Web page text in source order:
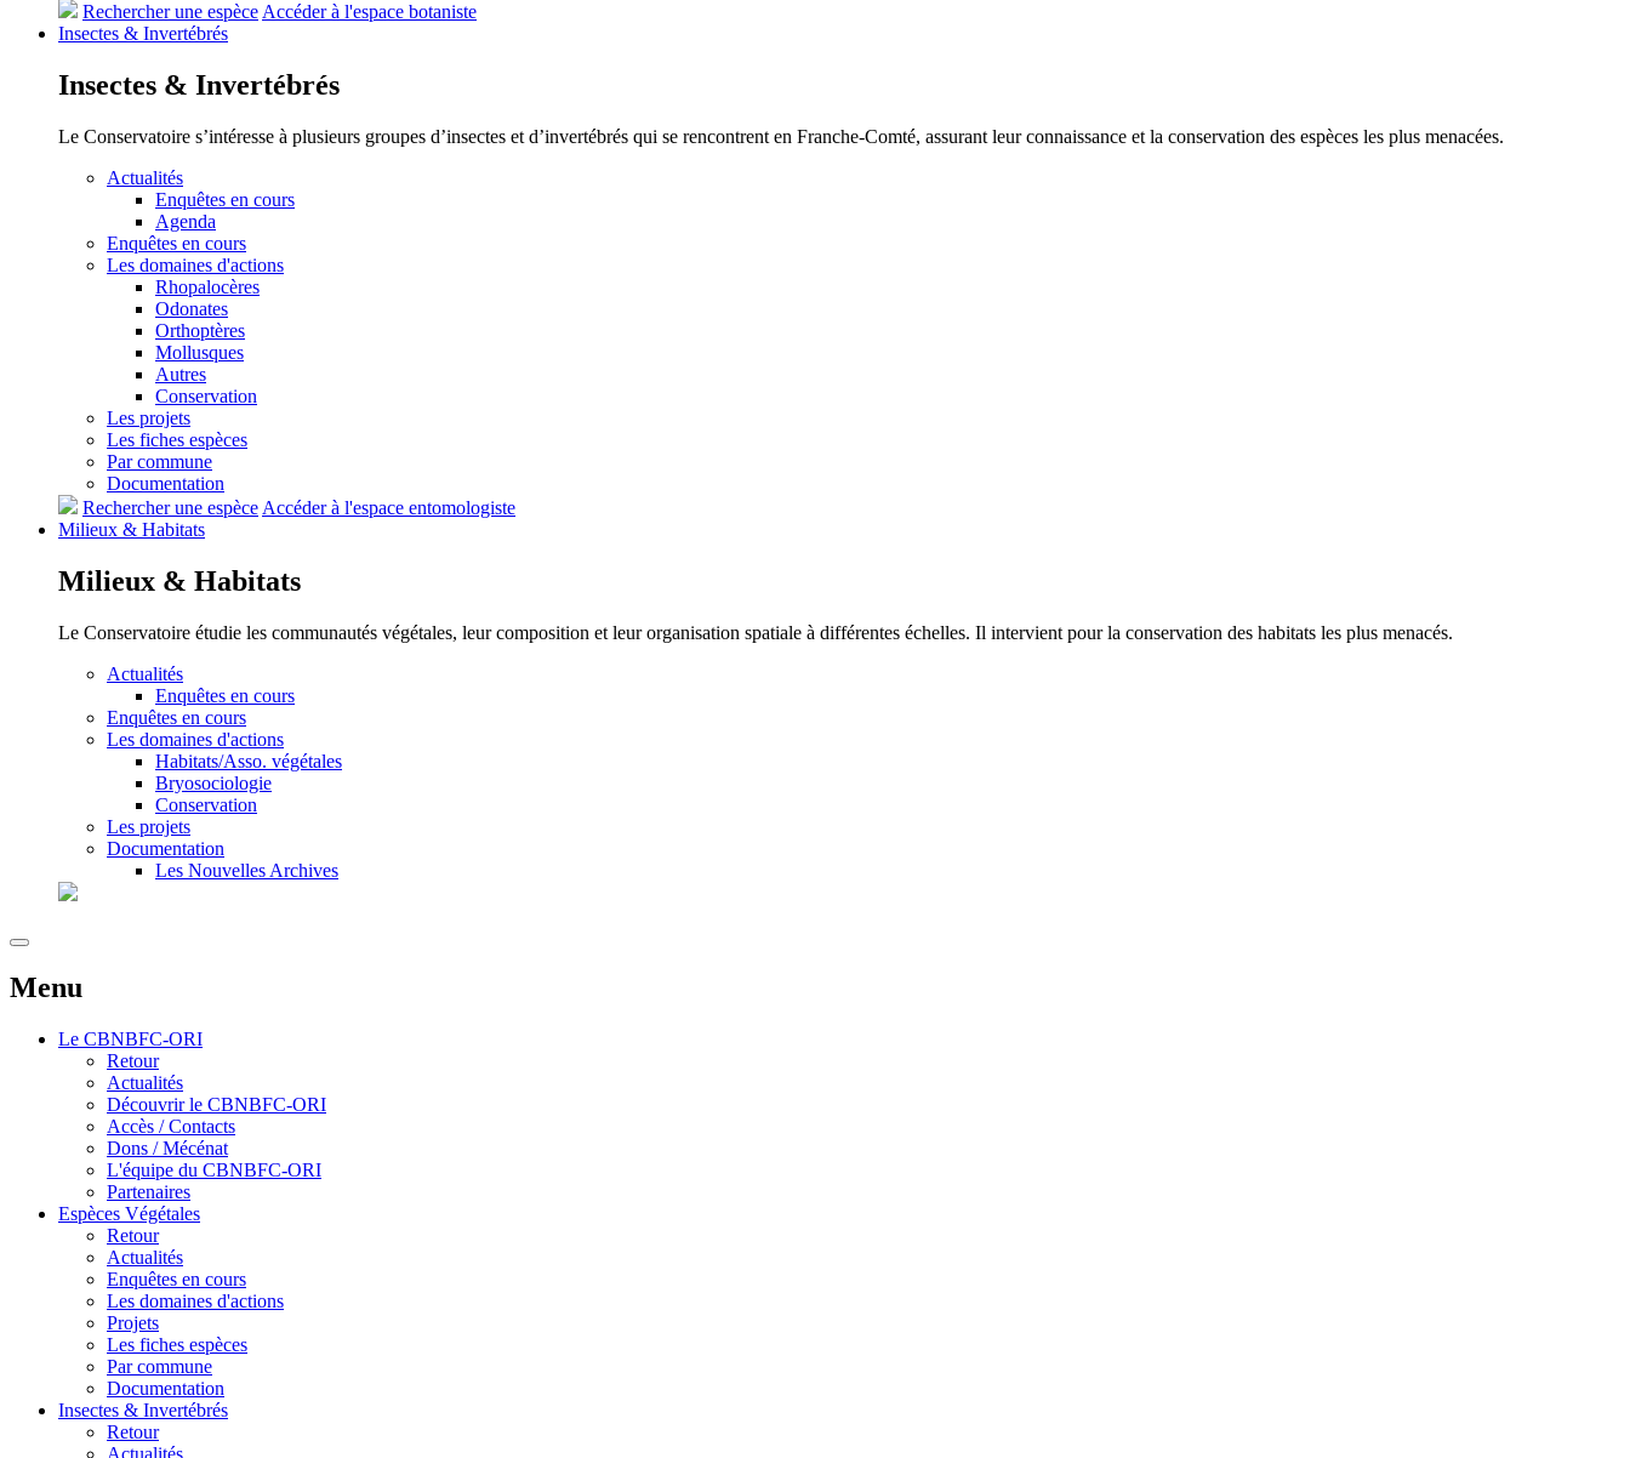
Rechercher une espèceAccéder à l'espace botaniste
Insectes & Invertébrés
Insectes & Invertébrés
Le Conservatoire s’intéresse à plusieurs groupes d’insectes et d’invertébrés qui se rencontrent en Franche-Comté, assurant leur connaissance et la conservation des espèces les plus menacées.
Actualités
Enquêtes en cours
Agenda
Enquêtes en cours
Les domaines d'actions
Rhopalocères
Odonates
Orthoptères
Mollusques
Autres
Conservation
Les projets
Les fiches espèces
Par commune
Documentation
Rechercher une espèce Accéder à l'espace entomologiste
Milieux & Habitats
Milieux & Habitats
Le Conservatoire étudie les communautés végétales, leur composition et leur organisation spatiale à différentes échelles. Il intervient pour la conservation des habitats les plus menacés.
Actualités
Enquêtes en cours
Enquêtes en cours
Les domaines d'actions
Habitats/Asso. végétales
Bryosociologie
Conservation
Les projets
Documentation
Les Nouvelles Archives
Menu
Le CBNBFC-ORI
Retour
Actualités
Découvrir le CBNBFC-ORI
Accès / Contacts
Dons / Mécénat
L'équipe du CBNBFC-ORI
Partenaires
Espèces Végétales
Retour
Actualités
Enquêtes en cours
Les domaines d'actions
Projets
Les fiches espèces
Par commune
Documentation
Insectes & Invertébrés
Retour
Actualités